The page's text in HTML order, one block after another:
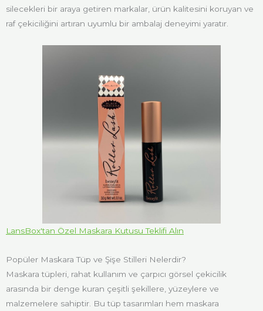
silecekleri bir araya getiren markalar, ürün kalitesini koruyan ve
raf çekiciliğini artıran uyumlu bir ambalaj deneyimi yaratır.
LansBox'tan Özel Maskara Kutusu Teklifi Alın
Popüler Maskara Tüp ve Şişe Stilleri Nelerdir?
Maskara tüpleri, rahat kullanım ve çarpıcı görsel çekicilik
arasında bir denge kuran çeşitli şekillere, yüzeylere ve
malzemelere sahiptir. Bu tüp tasarımları hem maskara